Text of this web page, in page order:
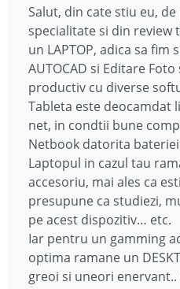
Salut, din cate stiu eu,
specialitate si din review
un LAPTOP, adica sa fim
AUTOCAD si Editare
productiv cu diverse
Tableta este deocamdat
net, in condtii bune
Netbook datorita
Laptopul in cazul tau
accesoriu, mai ales ca
presupune ca studiezi,
pe acest dispozitiv… etc.
Iar pentru un gamming
optima ramane un
greoi si uneori enervant..